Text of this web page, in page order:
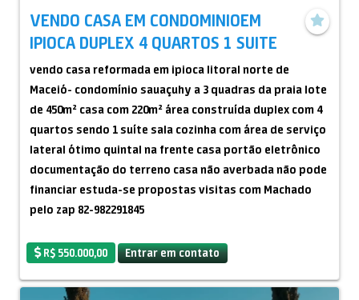
VENDO CASA EM CONDOMINIOEM
IPIOCA DUPLEX 4 QUARTOS 1 SUITE
vendo casa reformada em ipioca litoral norte de
Maceió- condomínio sauaçuhy a 3 quadras da praia lote
de 450m² casa com 220m² área construída duplex com 4
quartos sendo 1 suíte sala cozinha com área de serviço
lateral ótimo quintal na frente casa portão eletrônico
documentação do terreno casa não averbada não pode
financiar estuda-se propostas visitas com Machado
pelo zap 82-982291845
R$ 550.000,00 Entrar em contato